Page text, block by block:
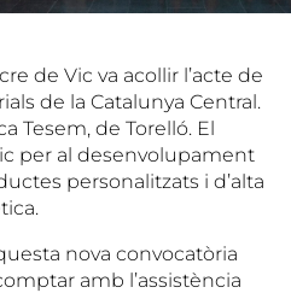
de Vic va acollir l’acte de
de la Catalunya Central.
Tesem, de Torelló. El
per al desenvolupament
personalitzats i d’alta
nova convocatòria
amb l’assistència